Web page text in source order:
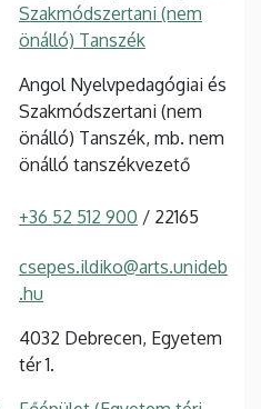
Szakmódszertani (nem
önálló) Tanszék
Angol Nyelvpedagógiai és
Szakmódszertani (nem
önálló) Tanszék, mb. nem
önálló tanszékvezető
+36 52 512 900 / 22165
csepes.ildiko@arts.unideb
.hu
4032 Debrecen, Egyetem
tér 1.